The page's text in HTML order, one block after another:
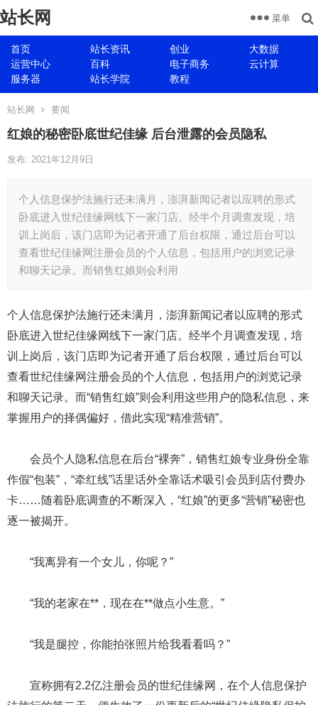
站长网
首页 站长资讯 创业
大数据
运营中心
百科 电子商务
云计算
服务器
站长学院 教程
菜单
站长网 要闻
红娘的秘密卧底世纪佳缘 后台泄露的会员隐私
发布: 2021年12月9日
个人信息保护法施行还未满月，澎湃新闻记者以应聘的形式
卧底进入世纪佳缘网线下一家门店。经半个月调查发现，培
训上岗后，该门店即为记者开通了后台权限，通过后台可以
查看世纪佳缘网注册会员的个人信息，包括用户的浏览记录
和聊天记录。而销售红娘则会利用
个人信息保护法施行还未满月，澎湃新闻记者以应聘的形式
卧底进入世纪佳缘网线下一家门店。经半个月调查发现，培
训上岗后，该门店即为记者开通了后台权限，通过后台可以
查看世纪佳缘网注册会员的个人信息，包括用户的浏览记录
和聊天记录。而“销售红娘”则会利用这些用户的隐私信息，来
掌握用户的择偶偏好，借此实现“精准营销”。
会员个人隐私信息在后台“裸奔”，销售红娘专业身份全靠
作假“包装”，“牵红线”话里话外全靠话术吸引会员到店付费办
卡……随着卧底调查的不断深入，“红娘”的更多“营销”秘密也
逐一被揭开。
“我离异有一个女儿，你呢？”
“我的老家在**，现在在**做点小生意。”
“我是腿控，你能拍张照片给我看看吗？”
宣称拥有2.2亿注册会员的世纪佳缘网，在个人信息保护